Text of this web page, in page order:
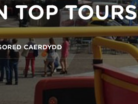
TOP TOURS
CAERDYDD